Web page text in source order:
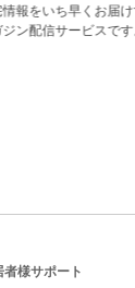
届けするメ
です。
者様サポート